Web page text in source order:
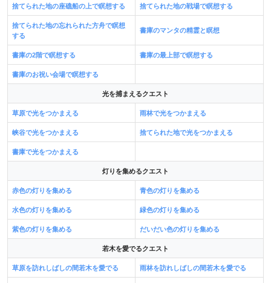
捨てられた地の座礁船の上で瞑想する 捨てられた地の戦場で瞑想する
捨てられた地の忘れられた方舟で瞑想
する
書庫のマンタの精霊と瞑想
書庫の2階で瞑想する 書庫の最上部で瞑想する
書庫のお祝い会場で瞑想する
光を捕まえるクエスト
草原で光をつかまえる 雨林で光をつかまえる
峡谷で光をつかまえる 捨てられた地で光をつかまえる
書庫で光をつかまえる
灯りを集めるクエスト
赤色の灯りを集める 青色の灯りを集める
水色の灯りを集める 緑色の灯りを集める
紫色の灯りを集める だいだい色の灯りを集める
若木を愛でるクエスト
草原を訪れしばしの間若木を愛でる 雨林を訪れしばしの間若木を愛でる